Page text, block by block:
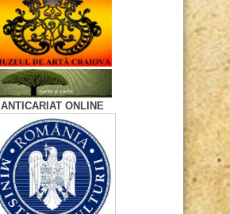
ANTICARIAT ONLINE